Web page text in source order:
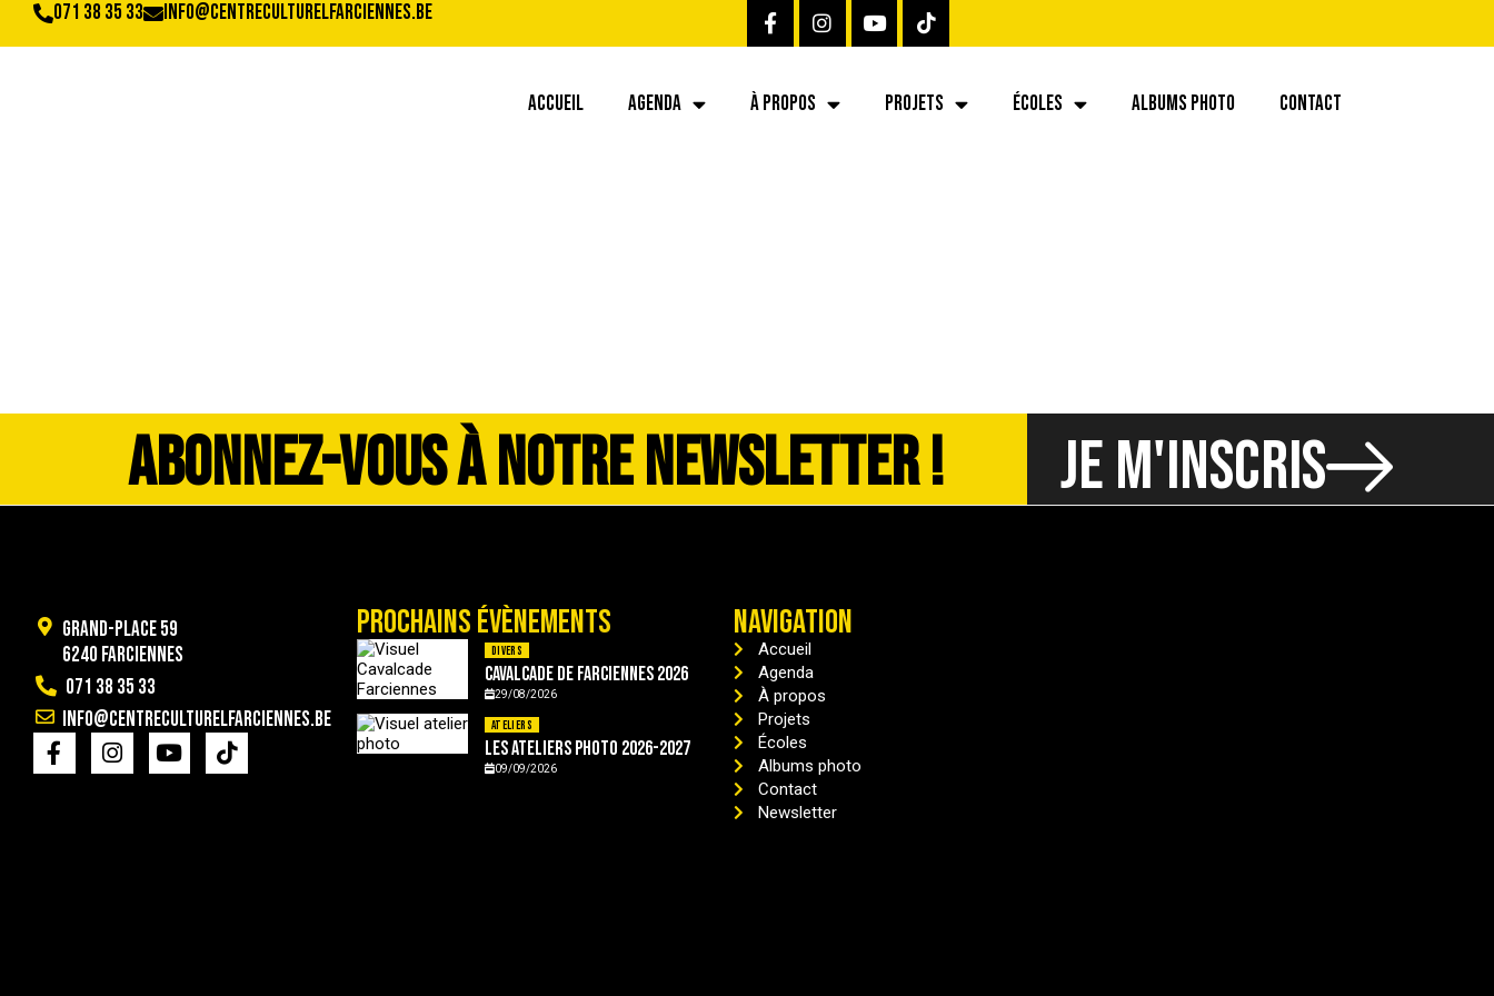
071 38 35 33 info@centreculturelfarciennes.be
ACCUEIL AGENDA À PROPOS PROJETS ÉCOLES ALBUMS PHOTO CONTACT
ABONNEZ-VOUS À NOTRE NEWSLETTER ! JE M'INSCRIS
Grand-Place 59
6240 Farciennes
071 38 35 33
info@centreculturelfarciennes.be
PROCHAINS ÉVÈNEMENTS
Divers
Cavalcade de Farciennes 2026
29/08/2026
Ateliers
Les ateliers photo 2026-2027
09/09/2026
NAVIGATION
Accueil
Agenda
À propos
Projets
Écoles
Albums photo
Contact
Newsletter